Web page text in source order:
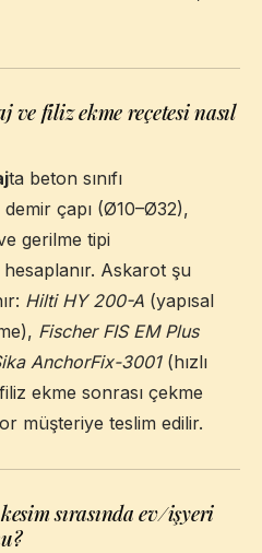
ve filiz ekme reçetesi nasıl
ta beton sınıfı
çapı (Ø10–Ø32),
gerilme tipi
Askarot şu
Hilti HY 200-A (yapısal
Fischer FIS EM Plus
AnchorFix-3001(hızlı
ekme sonrası çekme
müşteriye teslim edilir.
sırasında ev/işyeri